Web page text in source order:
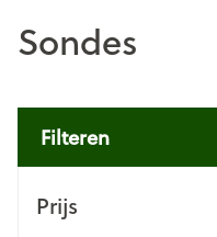
Sondes
Filteren
Prijs